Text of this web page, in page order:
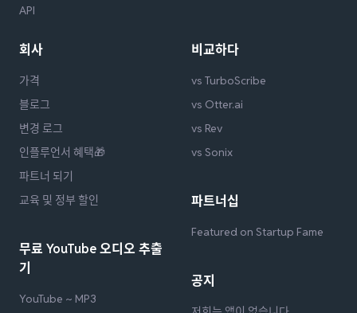
API
회사
가격
블로그
변경 로그
인플루언서 혜택🎁
파트너 되기
교육 및 정부 할인
무료 YouTube 오디오 추출
기
YouTube ~ MP3
비교하다
vs TurboScribe
vs Otter.ai
vs Rev
vs Sonix
파트너십
Featured on Startup Fame
공지